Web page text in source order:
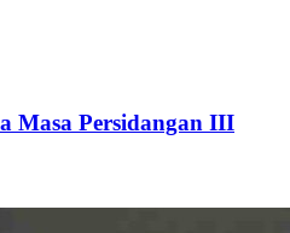
Masa Persidangan III